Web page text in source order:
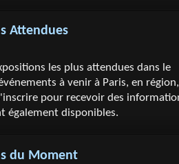
Attendues
les plus attendues dans le
à venir à Paris, en
pour recevoir des
également disponibles.
du Moment